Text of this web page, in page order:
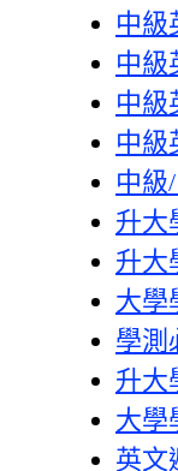
中級
中級
中級
中級
中級
升大
升大
大學
學測
升大
大學
英文